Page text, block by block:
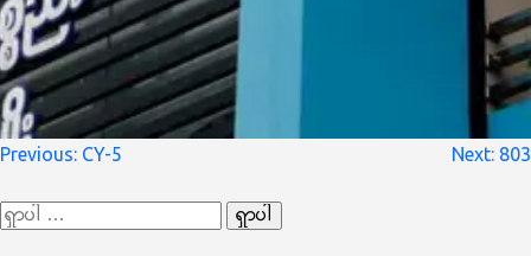
စာမူ
ပြ
Previous: CY-5 Next: 803
ရှာ